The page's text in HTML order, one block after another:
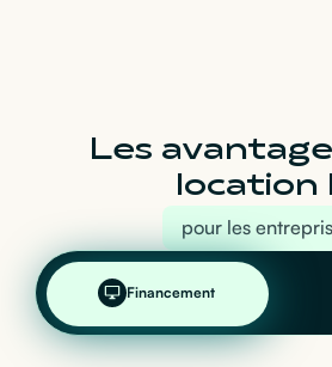
Les
location
pour les
Financement